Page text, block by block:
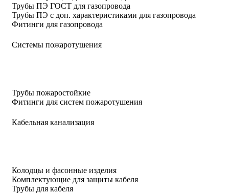
Трубы ПЭ ГОСТ для газопровода
Трубы ПЭ с доп. характеристиками для газопровода
Фитинги для газопровода
Системы пожаротушения
Трубы пожаростойкие
Фитинги для систем пожаротушения
Кабельная канализация
Колодцы и фасонные изделия
Комплектующие для защиты кабеля
Трубы для кабеля